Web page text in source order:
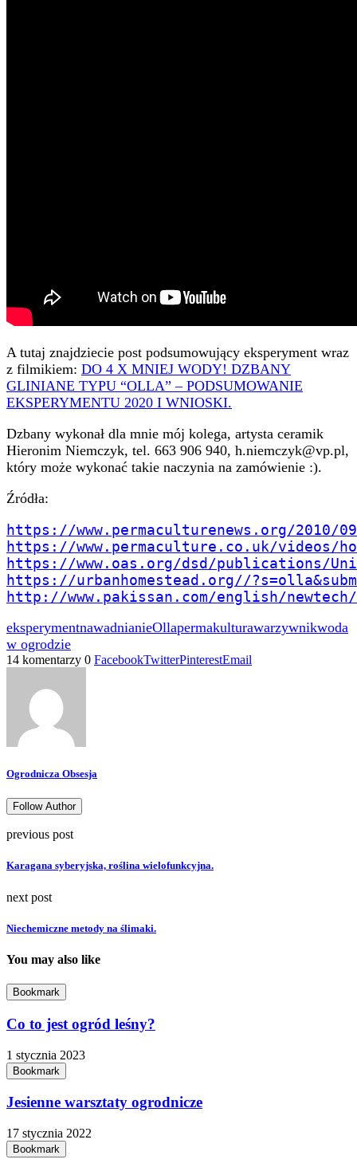
A tutaj znajdziecie post podsumowujący eksperyment wraz
z filmikiem: DO 4 X MNIEJ WODY! DZBANY
GLINIANE TYPU “OLLA” – PODSUMOWANIE
EKSPERYMENTU 2020 I WNIOSKI.
Dzbany wykonał dla mnie mój kolega, artysta ceramik
Hieronim Niemczyk, tel. 663 906 940, h.niemczyk@vp.pl,
który może wykonać takie naczynia na zamówienie :).
Źródła:
https://www.permaculturenews.org/
https://www.permaculture.co.uk/videos/
https://www.oas.org/dsd/publications/
https://urbanhomestead.org//
http://www.pakissan.com/english/
eksperymentnawadnianieOllapermakulturawarzywnikwoda
w ogrodzie
14 komentarzy 0 FacebookTwitterPinterestEmail
Ogrodnicza Obsesja
Follow Author
previous post
Karagana syberyjska, roślina wielofunkcyjna.
next post
Niechemiczne metody na ślimaki.
You may also like
Bookmark
Co to jest ogród leśny?
1 stycznia 2023
Bookmark
Jesienne warsztaty ogrodnicze
17 stycznia 2022
Bookmark